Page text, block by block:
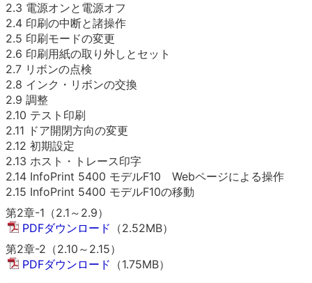
2.3 電源オンと電源オフ
2.4 印刷の中断と諸操作
2.5 印刷モードの変更
2.6 印刷用紙の取り外しとセット
2.7 リボンの点検
2.8 インク・リボンの交換
2.9 調整
2.10 テスト印刷
2.11 ドア開閉方向の変更
2.12 初期設定
2.13 ホスト・トレース印字
2.14 InfoPrint 5400 モデルF10 Webページによる操作
2.15 InfoPrint 5400 モデルF10の移動
第2章-1（2.1～2.9）
PDFダウンロード （2.52MB）
第2章-2（2.10～2.15）
PDFダウンロード （1.75MB）